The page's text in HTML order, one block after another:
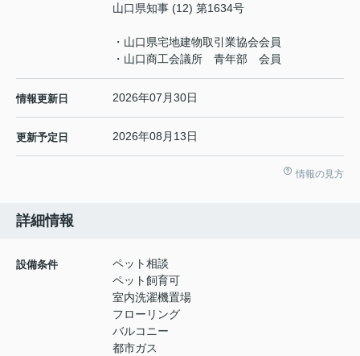
山口県知事 (12) 第1634号
・山口県宅地建物取引業協会会員
・山口商工会議所 青年部 会員
情報更新日 2026年07月30日
更新予定日 2026年08月13日
情報の見方
詳細情報
設備条件
ペット相談
ペット飼育可
室内洗濯機置場
フローリング
バルコニー
都市ガス